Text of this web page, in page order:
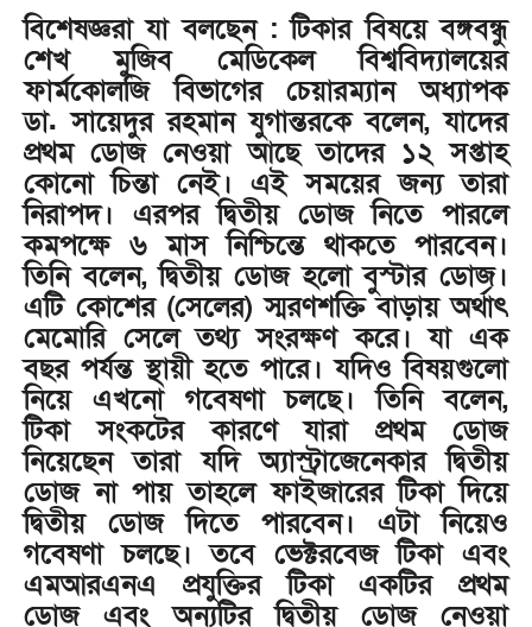
বিশেষজ্ঞরা যা বলছেন : টিকার বিষয়ে বঙ্গবন্ধু
শেখ মুজিব মেডিকেল বিশ্ববিদ্যালয়ের
ফার্মকোলজি বিভাগের চেয়ারম্যান অধ্যাপক
ডা. সায়েদুর রহমান যুগান্তরকে বলেন, যাদের
প্রথম ডোজ নেওয়া আছে তাদের ১২ সপ্তাহ
কোনো চিন্তা নেই। এই সময়ের জন্য তারা
নিরাপদ। এরপর দ্বিতীয় ডোজ নিতে পারলে
কমপক্ষে ৬ মাস নিশ্চিন্তে থাকতে পারবেন।
তিনি বলেন, দ্বিতীয় ডোজ হলো বুস্টার ডোজ।
এটি কোশের (সেলের) স্মরণশক্তি বাড়ায় অর্থাৎ
মেমোরি সেলে তথ্য সংরক্ষণ করে। যা এক
বছর পর্যন্ত স্থায়ী হতে পারে। যদিও বিষয়গুলো
নিয়ে এখনো গবেষণা চলছে। তিনি বলেন,
টিকা সংকটের কারণে যারা প্রথম ডোজ
নিয়েছেন তারা যদি অ্যাস্ট্রাজেনেকার দ্বিতীয়
ডোজ না পায় তাহলে ফাইজারের টিকা দিয়ে
দ্বিতীয় ডোজ দিতে পারবেন। এটা নিয়েও
গবেষণা চলছে। তবে ভেক্টরবেজ টিকা এবং
এমআরএনএ প্রযুক্তির টিকা একটির প্রথম
ডোজ এবং অন্যটির দ্বিতীয় ডোজ নেওয়া